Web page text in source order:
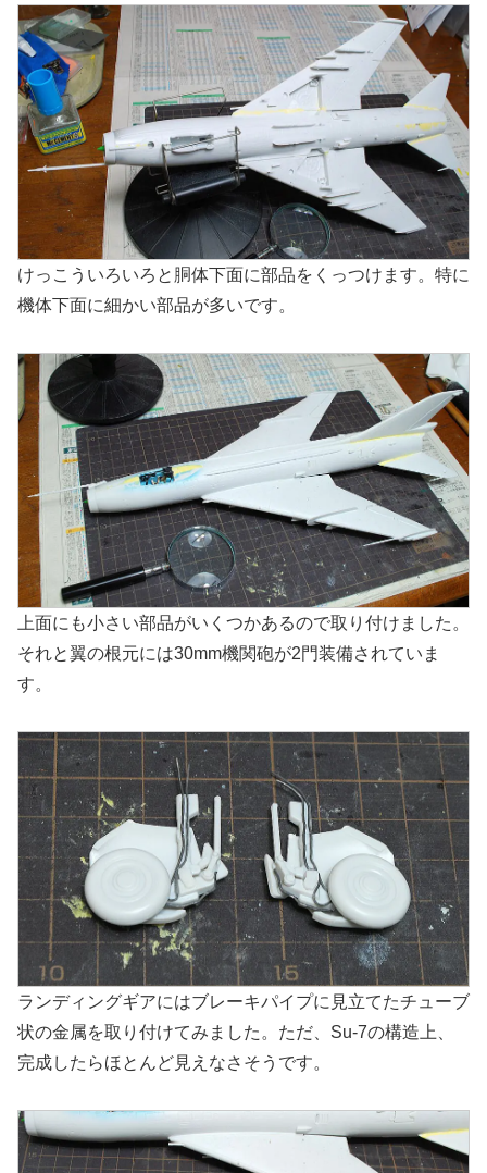
けっこういろいろと胴体下面に部品をくっつけます。特に
機体下面に細かい部品が多いです。
上面にも小さい部品がいくつかあるので取り付けました。
それと翼の根元には30mm機関砲が2門装備されていま
す。
ランディングギアにはブレーキパイプに見立てたチューブ
状の金属を取り付けてみました。ただ、Su-7の構造上、
完成したらほとんど見えなさそうです。